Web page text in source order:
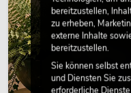
bereitzustellen,
zu erheben,
externe Inhalte
bereitzustellen.
Sie können selbst
und Diensten Sie
erforderliche